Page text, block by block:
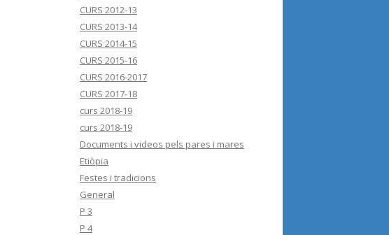
CURS 2012-13
CURS 2013-14
CURS 2014-15
CURS 2015-16
CURS 2016-2017
CURS 2017-18
curs 2018-19
curs 2018-19
Documents i videos pels pares i mares
Etiòpia
Festes i tradicions
General
P 3
P 4